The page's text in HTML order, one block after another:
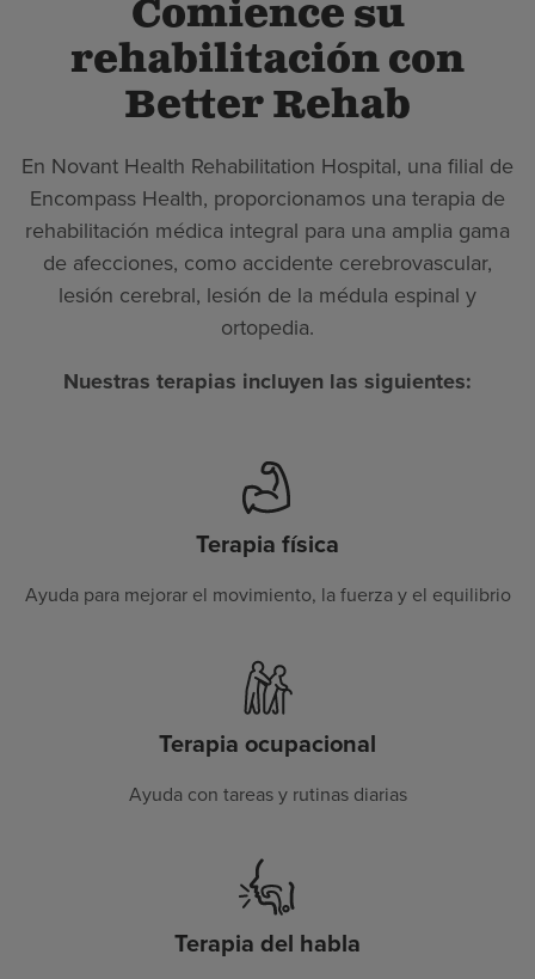
Comience su
rehabilitación con
Better Rehab
En Novant Health Rehabilitation Hospital, una filial de
Encompass Health, proporcionamos una terapia de
rehabilitación médica integral para una amplia gama
de afecciones, como accidente cerebrovascular,
lesión cerebral, lesión de la médula espinal y
ortopedia.
Nuestras terapias incluyen las siguientes:
Terapia física
Ayuda para mejorar el movimiento, la fuerza y el equilibrio
Terapia ocupacional
Ayuda con tareas y rutinas diarias
Terapia del habla